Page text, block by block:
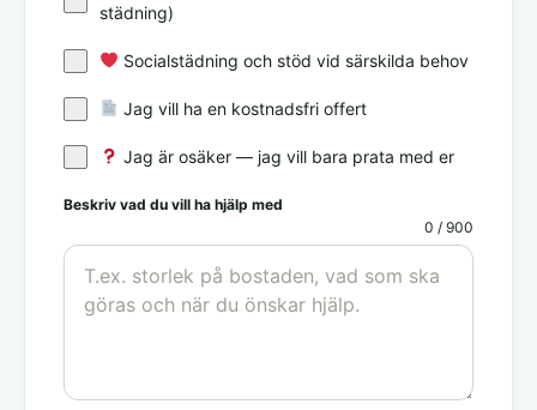
städning)
Socialstädning och stöd vid särskilda behov
Jag vill ha en kostnadsfri offert
Jag är osäker — jag vill bara prata med er
Beskriv vad du vill ha hjälp med
0 / 900